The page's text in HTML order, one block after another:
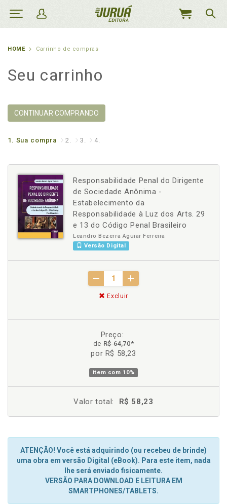
MEU
HOME Carrinho de compras
Seu carrinho
CONTINUAR COMPRANDO
1. Sua compra 2. 3. 4.
Responsabilidade Penal do Dirigente
de Sociedade Anônima -
Estabelecimento da
Responsabilidade à Luz dos Arts. 29
e 13 do Código Penal Brasileiro
Leandro Bezerra Aguiar Ferreira
Versão Digital
Excluir
Preço:
deR$ 64,70*
por R$ 58,23
item com 10%
Valor total: R$ 58,23
ATENÇÃO! Você está adquirindo (ou recebeu de brinde)
uma obra em versão Digital (eBook). Para este item, nada
lhe será enviado fisicamente.
VERSÃO PARA DOWNLOAD E LEITURA EM
SMARTPHONES/TABLETS.